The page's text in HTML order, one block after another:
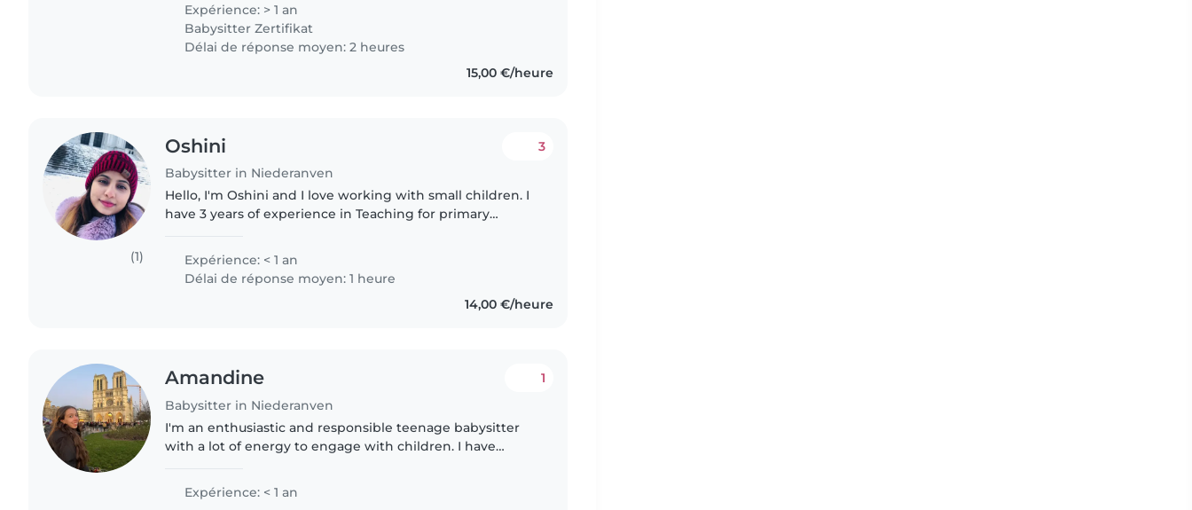
Expérience: > 1 an
Babysitter Zertifikat
Délai de réponse moyen: 2 heures
15,00 €/heure
(1)
Oshini
Babysitter in Niederanven
3
Hello, I'm Oshini and I love working with small children. I
have 3 years of experience in Teaching for primary
given them..
Expérience: < 1 an
Délai de réponse moyen: 1 heure
14,00 €/heure
Amandine
Babysitter in Niederanven
1
I'm an enthusiastic and responsible teenage babysitter
with a lot of energy to engage with children. I have
schoolers, and I'm..
Expérience: < 1 an